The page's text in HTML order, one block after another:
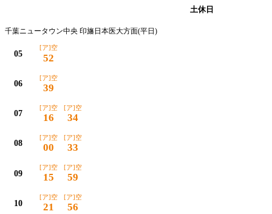
土休日
千葉ニュータウン中央 印旛日本医大方面(平日)
05
[ア]空
52
06
[ア]空
39
07
[ア]空
16
[ア]空
34
08
[ア]空
00
[ア]空
33
09
[ア]空
15
[ア]空
59
10
[ア]空
21
[ア]空
56